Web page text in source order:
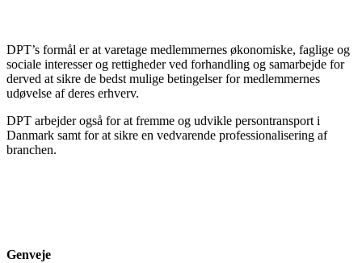
DPT’s formål er at varetage medlemmernes økonomiske, faglige og
sociale interesser og rettigheder ved forhandling og samarbejde for
derved at sikre de bedst mulige betingelser for medlemmernes
udøvelse af deres erhverv.
DPT arbejder også for at fremme og udvikle persontransport i
Danmark samt for at sikre en vedvarende professionalisering af
branchen.
Genveje